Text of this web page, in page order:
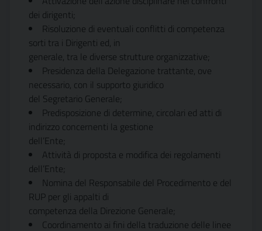
dei dirigenti;
Risoluzione di eventuali conflitti di competenza
sorti tra i Dirigenti ed, in
generale, tra le diverse strutture organizzative;
Presidenza della Delegazione trattante, ove
necessario, con il supporto giuridico
del Segretario Generale;
Predisposizione di determine, circolari ed atti di
indirizzo concernenti la gestione
dell’Ente;
Attività di proposta e modifica dei regolamenti
dell’Ente;
Nomina del Responsabile del Procedimento e del
RUP per gli appalti di
competenza della Direzione Generale;
Coordinamento ai fini della traduzione delle linee